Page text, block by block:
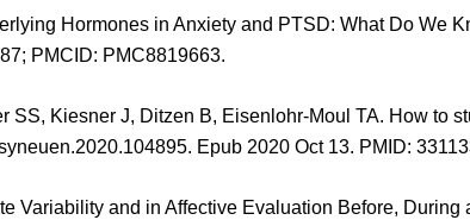
Hormones in Anxiety and PTSD: What Do We
PMCID: PMC8819663.
Kiesner J, Ditzen B, Eisenlohr-Moul TA. How to
Epub 2020 Oct 13. PMID:
and in Affective Evaluation Before, During